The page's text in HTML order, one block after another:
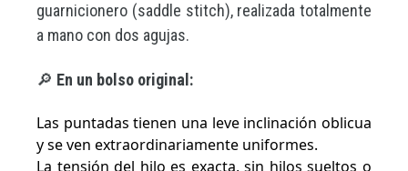
guarnicionero (saddle stitch), realizada totalmente
a mano con dos agujas.
🔎 En un bolso original:
Las puntadas tienen una leve inclinación oblicua
y se ven extraordinariamente uniformes.
La tensión del hilo es exacta, sin hilos sueltos o